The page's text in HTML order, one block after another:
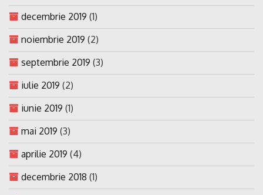
decembrie 2019 (1)
noiembrie 2019 (2)
septembrie 2019 (3)
iulie 2019 (2)
iunie 2019 (1)
mai 2019 (3)
aprilie 2019 (4)
decembrie 2018 (1)